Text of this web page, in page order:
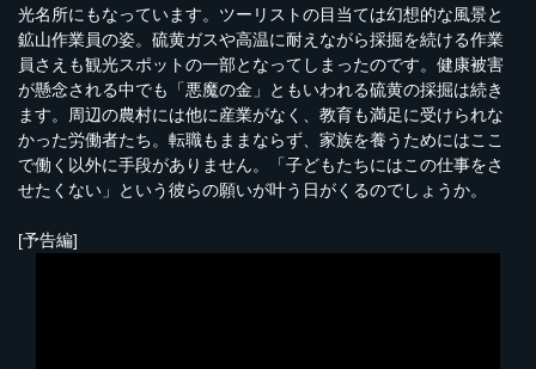
光名所にもなっています。ツーリストの目当ては幻想的な風景と
鉱山作業員の姿。硫黄ガスや高温に耐えながら採掘を続ける作業
員さえも観光スポットの一部となってしまったのです。健康被害
が懸念される中でも「悪魔の金」ともいわれる硫黄の採掘は続き
ます。周辺の農村には他に産業がなく、教育も満足に受けられな
かった労働者たち。転職もままならず、家族を養うためにはここ
で働く以外に手段がありません。「子どもたちにはこの仕事をさ
せたくない」という彼らの願いが叶う日がくるのでしょうか。
[予告編]